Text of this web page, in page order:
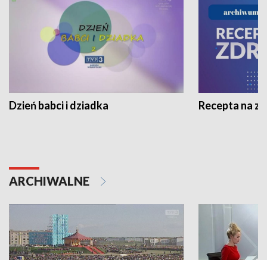
Dzień babci i dziadka Recepta na
ARCHIWALNE